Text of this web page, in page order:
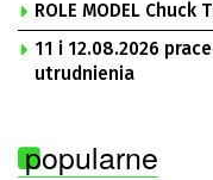
ROLE MODEL
11 i 12.08.2026
utrudnienia
popularne